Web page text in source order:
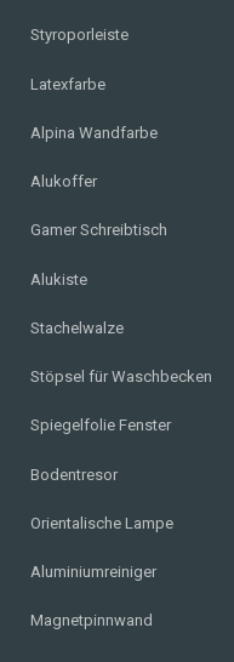
Styroporleiste
Latexfarbe
Alpina Wandfarbe
Alukoffer
Gamer Schreibtisch
Alukiste
Stachelwalze
Stöpsel für Waschbecken
Spiegelfolie Fenster
Bodentresor
Orientalische Lampe
Aluminiumreiniger
Magnetpinnwand